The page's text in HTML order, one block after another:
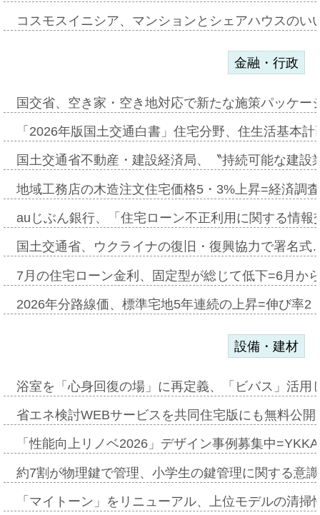
コスモスイニシア、マンションとシェアハウスの
金融・行政
国交省、空き家・空き地対応で新たな施策パッケ
「2026年版国土交通白書」住宅分野、住生活基本
国土交通省不動産・建設経済局、〝持続可能な建
地域工務店の木造注文住宅価格5・3%上昇=経済調
auじぶん銀行、「住宅ローン不正利用に関する情
国土交通省、ウクライナの復旧・復興協力で署名
7月の住宅ローン金利、固定型が総じて低下=6月か
2026年分路線価、標準宅地5年連続の上昇=伸び率
設備・建材
浴室を「心身回復の場」に再定義、「ビバス」活
省エネ検討WEBサービスを共同住宅版にも無料公
「性能向上リノベ2026」デザイン事例募集中
約7割が物理鍵で管理、小学生の鍵管理に関する意
「マイトーン」をリニューアル、上位モデルの清